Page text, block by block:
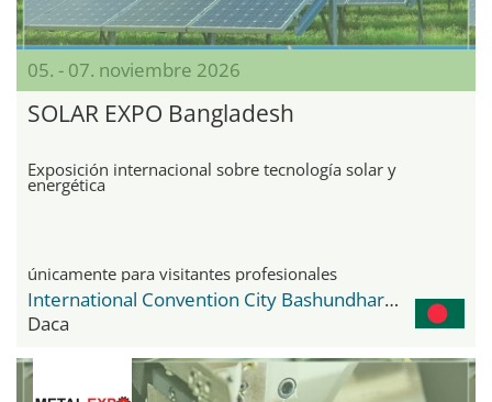
05. - 07. noviembre 2026
SOLAR EXPO Bangladesh
Exposición internacional sobre tecnología solar y
energética
únicamente para visitantes profesionales
International Convention City Bashundhara - ICCB
Daca